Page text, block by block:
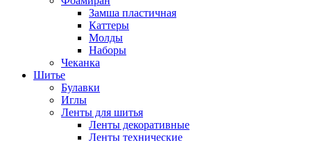
Замша пластичная
Каттеры
Молды
Наборы
Чеканка
Шитье
Булавки
Иглы
Ленты для шитья
Ленты декоративные
Ленты технические